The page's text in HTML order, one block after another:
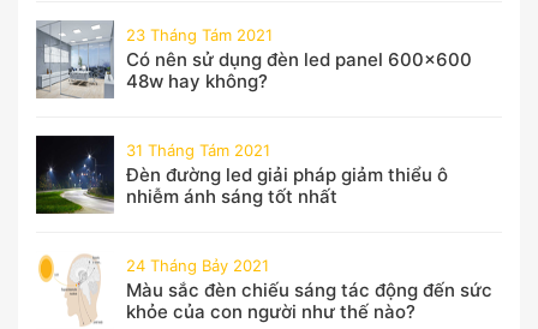
23 Tháng Tám 2021
Có nên sử dụng đèn led panel 600x600
48w hay không?
31 Tháng Tám 2021
Đèn đường led giải pháp giảm thiểu ô
nhiễm ánh sáng tốt nhất
24 Tháng Bảy 2021
Màu sắc đèn chiếu sáng tác động đến sức
khỏe của con người như thế nào?